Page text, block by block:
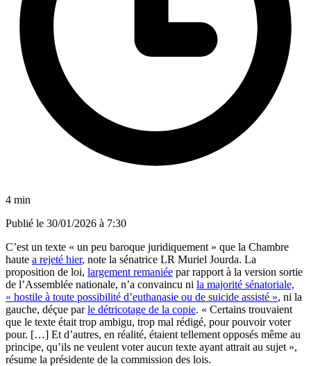
4 min
Publié le 30/01/2026 à 7:30
C’est un texte « un peu baroque juridiquement » que la Chambre
haute a rejeté hier, note la sénatrice LR Muriel Jourda. La
proposition de loi, largement remaniée par rapport à la version sortie
de l’Assemblée nationale, n’a convaincu ni la majorité sénatoriale,
« hostile à toute possibilité d’euthanasie ou de suicide assisté », ni la
gauche, déçue parle détricotage de la copie. « Certains trouvaient
que le texte était trop ambigu, trop mal rédigé, pour pouvoir voter
pour. […] Et d’autres, en réalité, étaient tellement opposés même au
principe, qu’ils ne veulent voter aucun texte ayant attrait au sujet »,
résume la présidente de la commission des lois.